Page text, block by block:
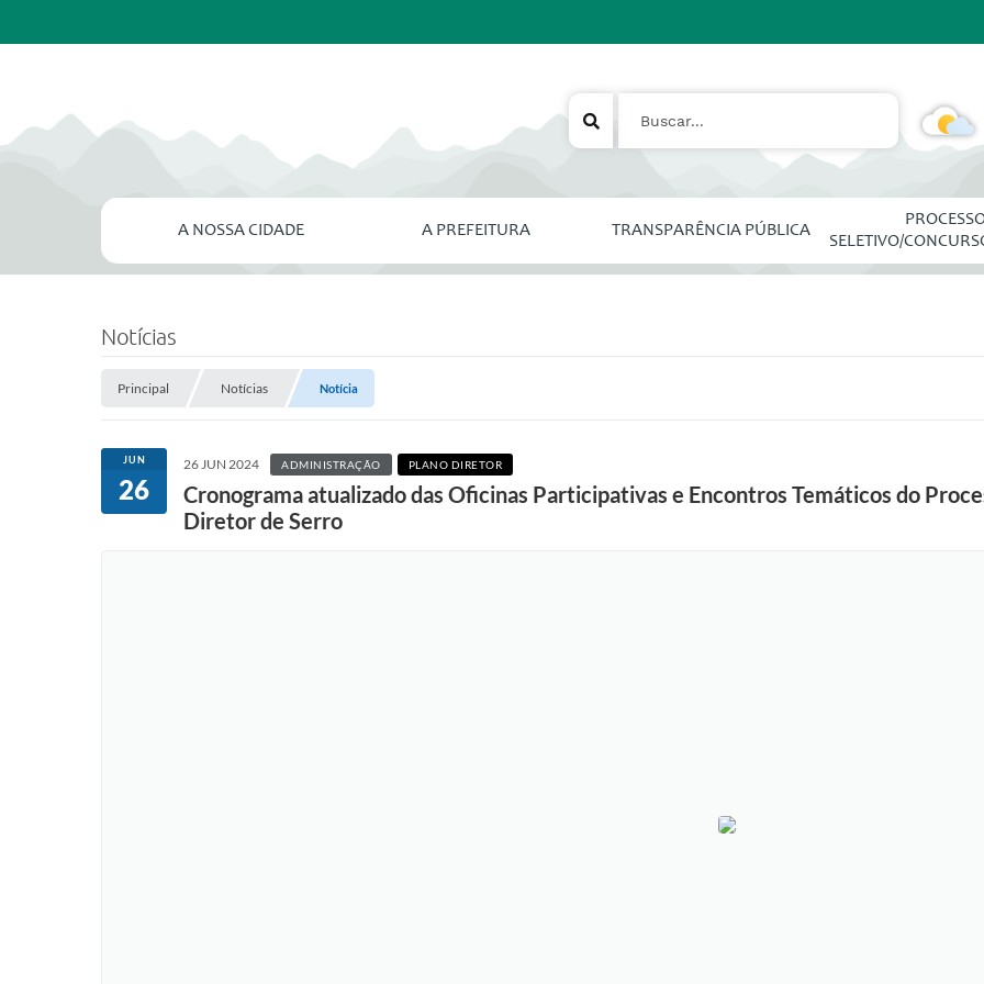
A NOSSA CIDADE A PREFEITURA TRANSPARÊNCIA PÚBLICA
SELETIVO/
Notícias
Principal Notícias Notícia
JUN
26
26 JUN 2024 ADMINISTRAÇÃO PLANO DIRETOR
Cronograma atualizado das Oficinas Participativas e Encontros Temáticos do
Diretor de Serro